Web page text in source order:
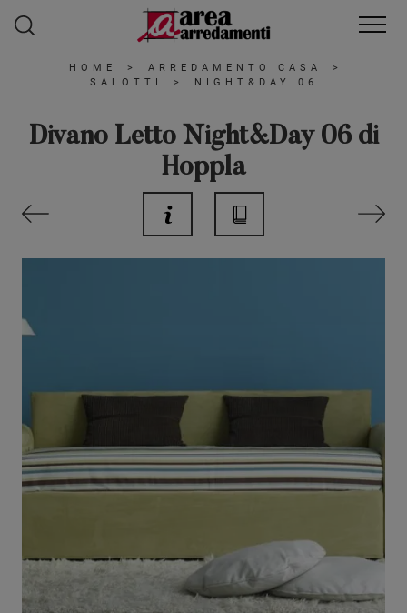
HOME > ARREDAMENTO CASA
>
SALOTTI
> NIGHT&DAY 06
Divano Letto Night&Day 06 di
Hoppla